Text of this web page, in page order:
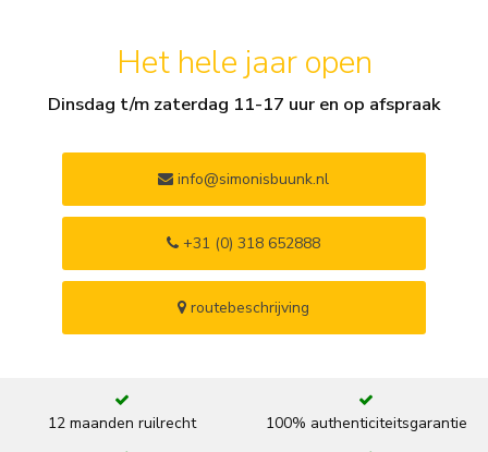
Het hele jaar open
Dinsdag t/m zaterdag 11-17 uur en op afspraak
info@simonisbuunk.nl
+31 (0) 318 652888
routebeschrijving
12 maanden ruilrecht 100% authenticiteitsgarantie